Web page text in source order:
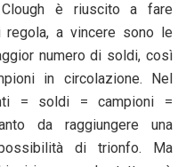
è riuscito a fare
a vincere sono le
numero di soldi, così
in circolazione. Nel
= soldi = campioni =
da raggiungere una
di trionfo. Ma